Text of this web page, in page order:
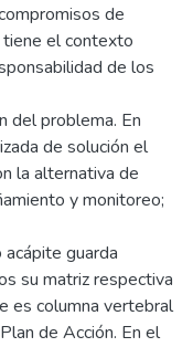
de
el contexto
de los
del problema. En
de solución el
la alternativa de
y monitoreo;
acápite guarda
su matriz respectiva
es columna vertebral
de Acción. En el